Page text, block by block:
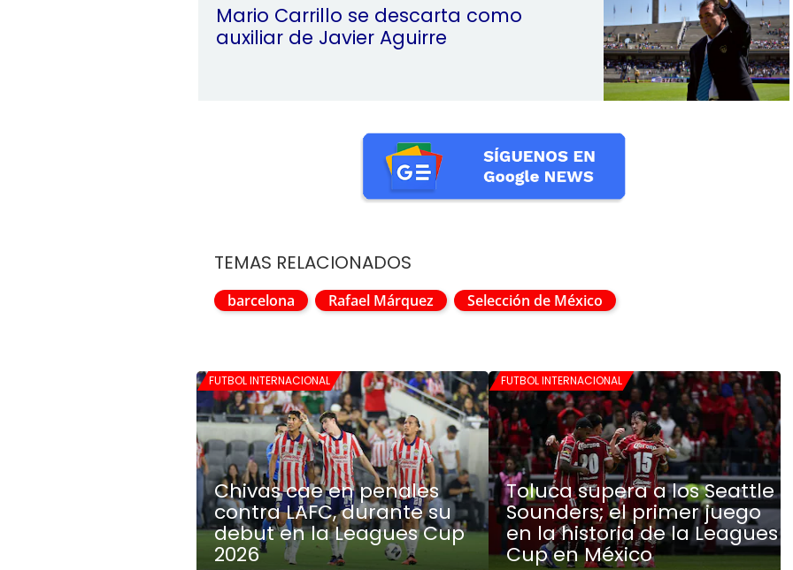
Mario Carrillo se descarta como
auxiliar de Javier Aguirre
TEMAS RELACIONADOS
barcelona Rafael Márquez Selección de México
FUTBOL INTERNACIONAL
Chivas cae en penales
contra LAFC, durante su
debut en la Leagues Cup
2026
FUTBOL INTERNACIONAL
Toluca supera a los Seattle
Sounders; el primer juego
en la historia de la Leagues
Cup en México